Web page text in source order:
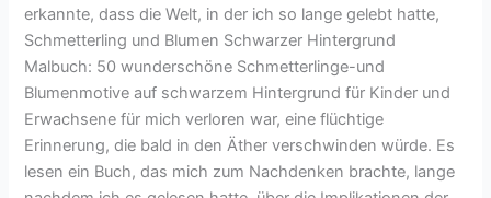
erkannte, dass die Welt, in der ich so lange gelebt hatte,
Schmetterling und Blumen Schwarzer Hintergrund
Malbuch: 50 wunderschöne Schmetterlinge-und
Blumenmotive auf schwarzem Hintergrund für Kinder und
Erwachsene für mich verloren war, eine flüchtige
Erinnerung, die bald in den Äther verschwinden würde. Es
lesen ein Buch, das mich zum Nachdenken brachte, lange